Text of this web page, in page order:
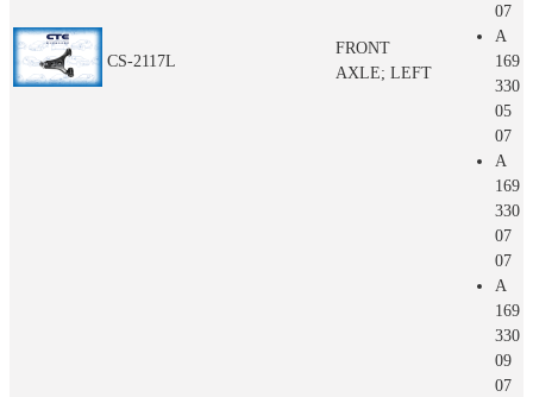
CS-2117L
FRONT
AXLE; LEFT
07
A
169
330
05
07
A
169
330
07
07
A
169
330
09
07